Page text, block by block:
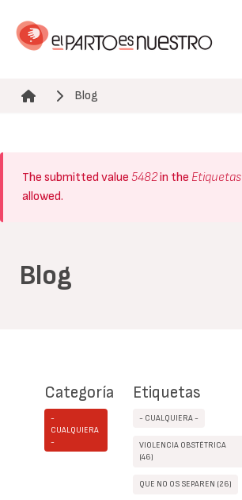
contenido
Ruta de navegación
Blog
Mensaje
de
The submitted value 5482in the Etiquetas
allowed.
Blog
Categoría
-
CUALQUIERA
-
Etiquetas
- CUALQUIERA -
VIOLENCIA OBSTÉTRICA
(46)
QUE NO OS SEPAREN (26)